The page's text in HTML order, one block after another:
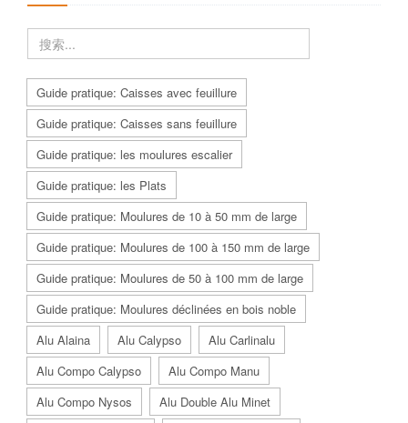
Guide pratique: Caisses avec feuillure
Guide pratique: Caisses sans feuillure
Guide pratique: les moulures escalier
Guide pratique: les Plats
Guide pratique: Moulures de 10 à 50 mm de large
Guide pratique: Moulures de 100 à 150 mm de large
Guide pratique: Moulures de 50 à 100 mm de large
Guide pratique: Moulures déclinées en bois noble
Alu Alaina
Alu Calypso
Alu Carlinalu
Alu Compo Calypso
Alu Compo Manu
Alu Compo Nysos
Alu Double Alu Minet